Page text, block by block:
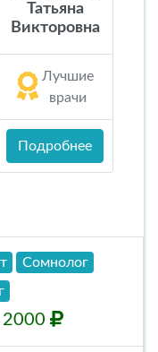
Татьяна
Викторовна
Лучшие
врачи
Подробнее
Сомнолог
2000